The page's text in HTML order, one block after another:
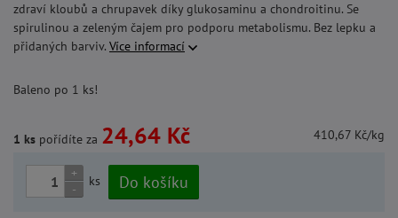
zdraví kloubů a chrupavek díky glukosaminu a chondroitinu. Se
spirulinou a zeleným čajem pro podporu metabolismu. Bez lepku a
přidaných barviv. Více informací
Baleno po 1 ks!
1 ks pořídíte za 24,64 Kč 410,67 Kč/kg
+
-
ks Do košíku